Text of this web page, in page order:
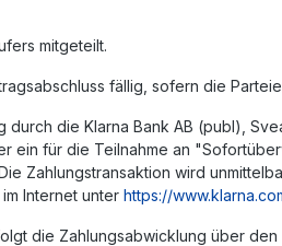
mitgeteilt.
fällig, sofern die
die Klarna Bank AB (publ),
für die Teilnahme an
Zahlungstransaktion wird
Internet unter https://
die Zahlungsabwicklung über